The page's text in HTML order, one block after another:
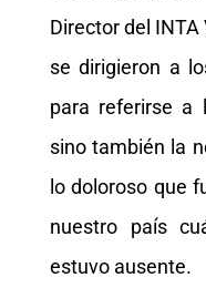
Director del INTA
se dirigieron a
para referirse a
sino también la
lo doloroso que
nuestro país
estuvo ausente.